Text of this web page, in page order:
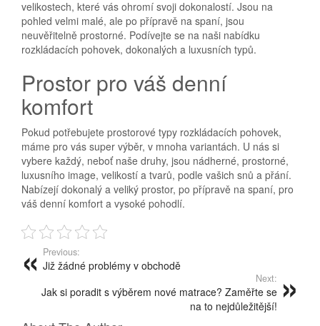
velikostech, které vás ohromí svoji dokonalostí. Jsou na
pohled velmi malé, ale po přípravě na spaní, jsou
neuvěřitelně prostorné. Podívejte se na naši nabídku
rozkládacích pohovek, dokonalých a luxusních typů.
Prostor pro váš denní
komfort
Pokud potřebujete prostorové typy rozkládacích pohovek,
máme pro vás super výběr, v mnoha variantách. U nás si
vybere každý, neboť naše druhy, jsou nádherné, prostorné,
luxusního image, velikostí a tvarů, podle vašich snů a přání.
Nabízejí dokonalý a veliký prostor, po přípravě na spaní, pro
váš denní komfort a vysoké pohodlí.
Previous:
Již žádné problémy v obchodě
Next:
Jak si poradit s výběrem nové matrace? Zaměřte se
na to nejdůležitější!